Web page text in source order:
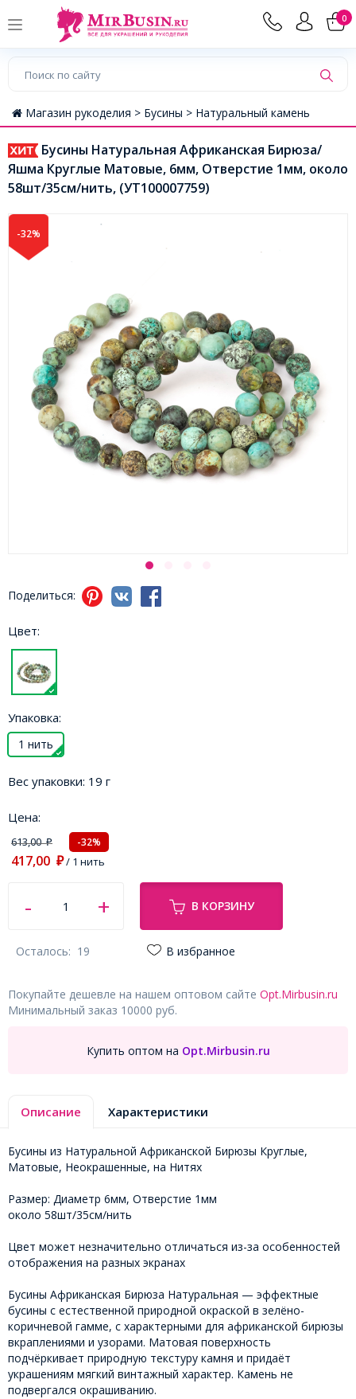
0
Магазин рукоделия > Бусины > Натуральный камень
Бусины Натуральная Африканская Бирюза/
Яшма Круглые Матовые, 6мм, Отверстие 1мм, около
58шт/35см/нить, (УТ100007759)
-32%
Поделиться:
Цвет:
Упаковка:
1 нить
Вес упаковки: 19 г
Цена:
613,00₽ -32%
417,00 ₽/ 1 нить
В КОРЗИНУ
Осталось: 19 В избранное
Покупайте дешевле на нашем оптовом сайте Opt.Mirbusin.ru
Минимальный заказ 10000 руб.
Купить оптом на Opt.Mirbusin.ru
Описание Характеристики
Бусины из Натуральной Африканской Бирюзы Круглые,
Матовые, Неокрашенные, на Нитях
Размер: Диаметр 6мм, Отверстие 1мм
около 58шт/35см/нить
Цвет может незначительно отличаться из-за особенностей
отображения на разных экранах
Бусины Африканская Бирюза Натуральная — эффектные
бусины с естественной природной окраской в зелёно-
коричневой гамме, с характерными для африканской бирюзы
вкраплениями и узорами. Матовая поверхность
подчёркивает природную текстуру камня и придаёт
украшениям мягкий винтажный характер. Камень не
подвергался окрашиванию.